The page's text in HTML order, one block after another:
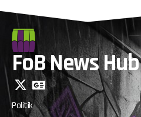
FoB News Hub
Politik